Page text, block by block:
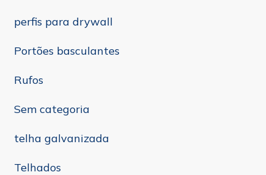
perfis para drywall
Portões basculantes
Rufos
Sem categoria
telha galvanizada
Telhados